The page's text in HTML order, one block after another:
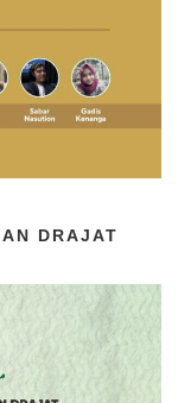
DRAJAT